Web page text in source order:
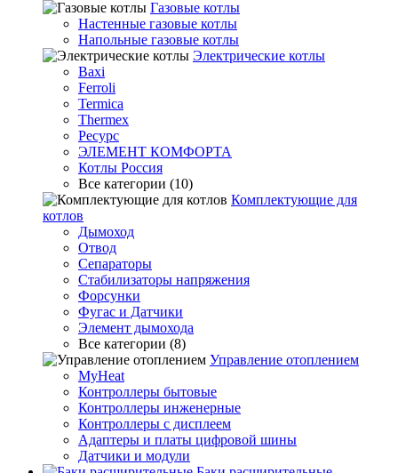
Гaзовые котлы
Настенные газовые котлы
Напольные газовые котлы
Электрические котлы
Baxi
Ferroli
Termica
Thermex
Ресурс
ЭЛЕМЕНТ КОМФОРТА
Котлы Россия
Все категории (10)
Комплектующие для
котлов
Дымоход
Отвод
Сепараторы
Стабилизаторы напряжения
Форсунки
Фугас и Датчики
Элемент дымохода
Все категории (8)
Управление отоплением
MyHeat
Контроллеры бытовые
Контроллеры инженерные
Контроллеры с дисплеем
Адаптеры и платы цифровой шины
Датчики и модули